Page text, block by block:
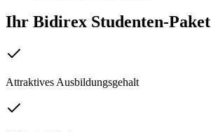
Ihr Bidirex Studenten-Paket
Attraktives Ausbildungsgehalt